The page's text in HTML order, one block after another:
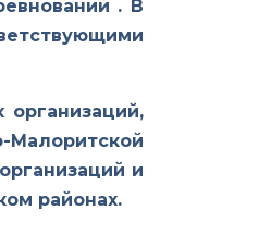
. В
Малоритской
и
районах.